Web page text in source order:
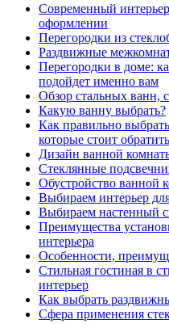
Современный
оформлении
Перегородки из
Раздвижные
Перегородки в доме:
подойдет именно вам
Обзор стальных ванн,
Какую ванну выбрать?
Как правильно
которые стоит
Дизайн ванной
Стеклянные
Обустройство ванной
Выбираем интерьер
Выбираем настенный
Преимущества
интерьера
Особенности,
Стильная гостиная в
интерьер
Как выбрать
Сфера применения